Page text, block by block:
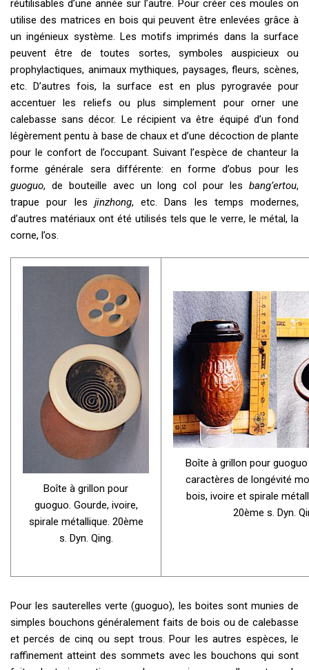
réutilisables d’une année sur l’autre. Pour créer ces moules on
utilise des matrices en bois qui peuvent être enlevées grâce à
un ingénieux système. Les motifs imprimés dans la surface
peuvent être de toutes sortes, symboles auspicieux ou
prophylactiques, animaux mythiques, paysages, fleurs, scènes,
etc. D’autres fois, la surface est en plus pyrogravée pour
accentuer les reliefs ou plus simplement pour orner une
calebasse sans décor. Le récipient va être équipé d’un fond
légèrement pentu à base de chaux et d’une décoction de plante
pour le confort de l’occupant. Suivant l’espèce de chanteur la
forme générale sera différente: en forme d’obus pour les
guoguo, de bouteille avec un long col pour les bang’ertou,
trapue pour les jinzhong, etc. Dans les temps modernes,
d’autres matériaux ont été utilisés tels que le verre, le métal, la
corne, l’os.
Boîte à grillon pour
guoguo. Gourde, ivoire,
spirale métallique. 20ème
s. Dyn. Qing.
Boîte à grillon pour
caractères de longévité
bois, ivoire et spirale
20ème s. Dyn.
Pour les sauterelles verte (guoguo), les boites sont munies de
simples bouchons généralement faits de bois ou de calebasse
et percés de cinq ou sept trous. Pour les autres espèces, le
raffinement atteint des sommets avec les bouchons qui sont